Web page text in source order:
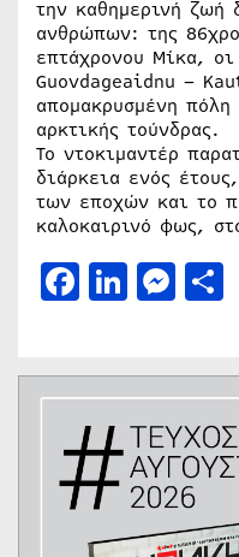
την καθημερινή ζωή
ανθρώπων: της
επτάχρονου Μίκα,
Guovdageaidnu –
απομακρυσμένη
αρκτικής τούνδρας.
Το ντοκιμαντέρ
διάρκεια ενός
των εποχών και το
καλοκαιρινό φως,
Facebook